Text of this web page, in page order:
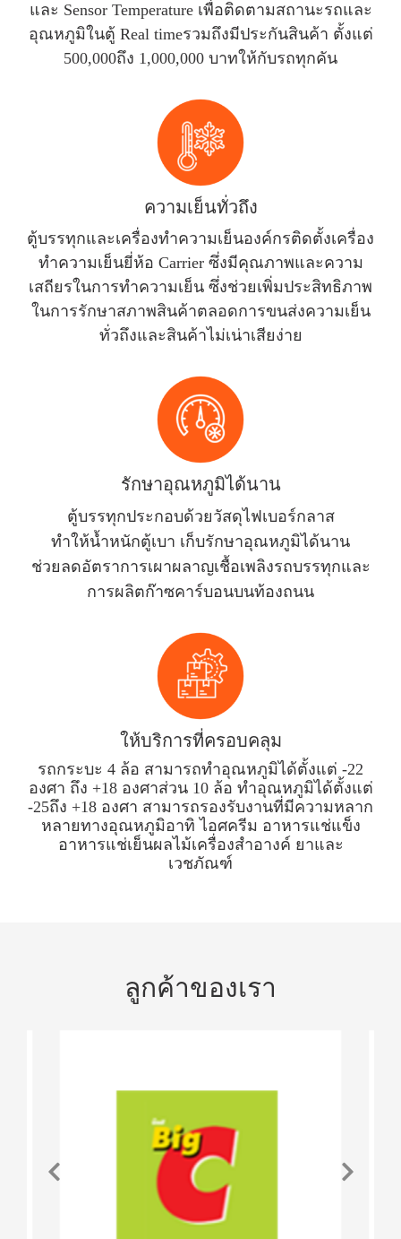
และ Sensor Temperature เพื่อติดตามสถานะรถและ
อุณหภูมิในตู้ Real timeรวมถึงมีประกันสินค้า ตั้งแต่
500,000ถึง 1,000,000 บาทให้กับรถทุกคัน
ความเย็นทั่วถึง
ตู้บรรทุกและเครื่องทำความเย็นองค์กรติดตั้งเครื่อง
ทำความเย็นยี่ห้อ Carrier ซึ่งมีคุณภาพและความ
เสถียรในการทำความเย็น ซึ่งช่วยเพิ่มประสิทธิภาพ
ในการรักษาสภาพสินค้าตลอดการขนส่งความเย็น
ทั่วถึงและสินค้าไม่เน่าเสียง่าย
รักษาอุณหภูมิได้นาน
ตู้บรรทุกประกอบด้วยวัสดุไฟเบอร์กลาส
ทำให้น้ำหนักตู้เบา เก็บรักษาอุณหภูมิได้นาน
ช่วยลดอัตราการเผาผลาญเชื้อเพลิงรถบรรทุกและ
การผลิตก๊าซคาร์บอนบนท้องถนน
ให้บริการที่ครอบคลุม
รถกระบะ 4 ล้อ สามารถทำอุณหภูมิได้ตั้งแต่ -22
องศา ถึง +18 องศาส่วน 10 ล้อ ทำอุณหภูมิได้ตั้งแต่
-25ถึง +18 องศา สามารถรองรับงานที่มีความหลาก
หลายทางอุณหภูมิอาทิ ไอศครีม อาหารแช่แข็ง
อาหารแช่เย็นผลไม้เครื่องสำอางค์ ยาและ
เวชภัณฑ์
ลูกค้าของเรา